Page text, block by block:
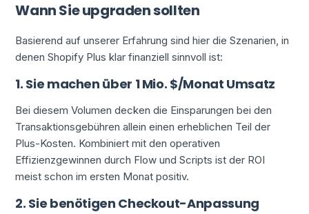
Wann Sie upgraden sollten
Basierend auf unserer Erfahrung sind hier die Szenarien, in
denen Shopify Plus klar finanziell sinnvoll ist:
1. Sie machen über 1 Mio. $/Monat Umsatz
Bei diesem Volumen decken die Einsparungen bei den
Transaktionsgebühren allein einen erheblichen Teil der
Plus-Kosten. Kombiniert mit den operativen
Effizienzgewinnen durch Flow und Scripts ist der ROI
meist schon im ersten Monat positiv.
2. Sie benötigen Checkout-Anpassung